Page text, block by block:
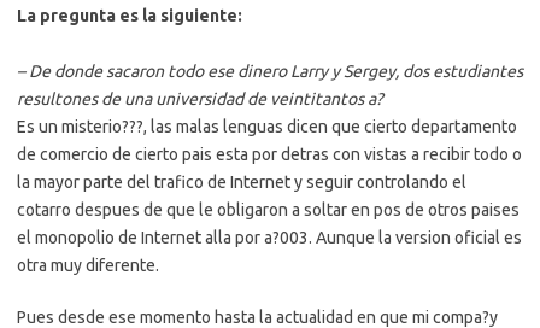
La pregunta es la siguiente:
– De donde sacaron todo ese dinero Larry y Sergey, dos estudiantes
resultones de una universidad de veintitantos a?
Es un misterio???, las malas lenguas dicen que cierto departamento
de comercio de cierto pais esta por detras con vistas a recibir todo o
la mayor parte del trafico de Internet y seguir controlando el
cotarro despues de que le obligaron a soltar en pos de otros paises
el monopolio de Internet alla por a?003. Aunque la version oficial es
otra muy diferente.
Pues desde ese momento hasta la actualidad en que mi compa?y